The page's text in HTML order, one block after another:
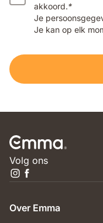
akkoord.*
Je
Je kan op elk
Volg ons
Over Emma